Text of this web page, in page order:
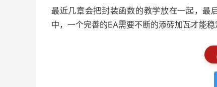
}
}
// else { Print("无法选中订单 #",
最近几章会把封装函数的教学放在一起，最
中，一个完善的EA需要不断的添砖加瓦才能稳